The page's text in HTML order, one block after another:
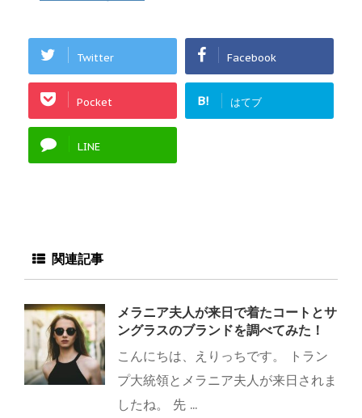
Twitter Facebook
Pocket B! はてブ
LINE
関連記事
メラニア夫人が来日で着たコートとサ
ングラスのブランドを調べてみた！
こんにちは、えりっちです。 トラン
プ大統領とメラニア夫人が来日されま
したね。 先 ...